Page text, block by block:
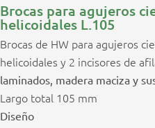
Brocas para agujeros
helicoidales L.105
Brocas de HW para agujeros
helicoidales y 2 incisores de
laminados, madera maciza y
Largo total 105 mm
Diseño